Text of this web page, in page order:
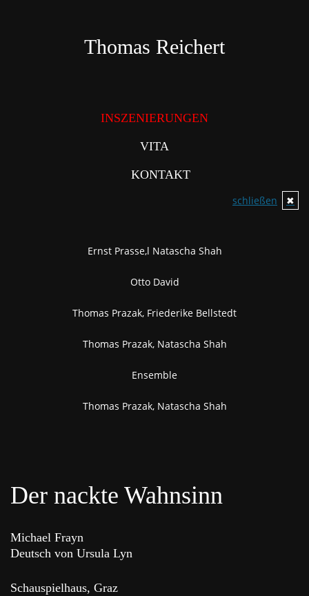
Thomas Reichert
INSZENIERUNGEN
VITA
KONTAKT
schließen ✖
Ernst Prasse,l Natascha Shah
Otto David
Thomas Prazak, Friederike Bellstedt
Thomas Prazak, Natascha Shah
Ensemble
Thomas Prazak, Natascha Shah
Der nackte Wahnsinn
Michael Frayn
Deutsch von Ursula Lyn
Schauspielhaus, Graz